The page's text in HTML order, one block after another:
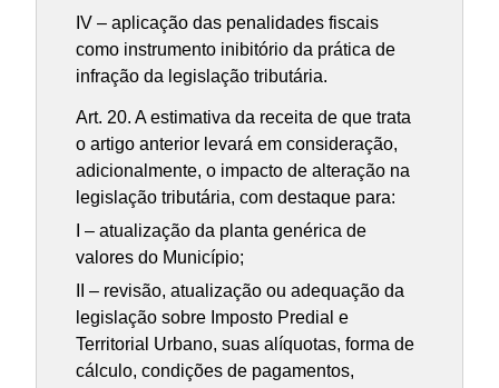
IV – aplicação das penalidades fiscais
como instrumento inibitório da prática de
infração da legislação tributária.
Art. 20. A estimativa da receita de que trata
o artigo anterior levará em consideração,
adicionalmente, o impacto de alteração na
legislação tributária, com destaque para:
I – atualização da planta genérica de
valores do Município;
II – revisão, atualização ou adequação da
legislação sobre Imposto Predial e
Territorial Urbano, suas alíquotas, forma de
cálculo, condições de pagamentos,